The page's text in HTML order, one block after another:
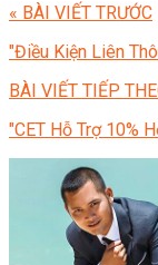
« BÀI VIẾT TRƯỚC
"Điều Kiện Liên
BÀI VIẾT TIẾP
"CET Hỗ Trợ 10%